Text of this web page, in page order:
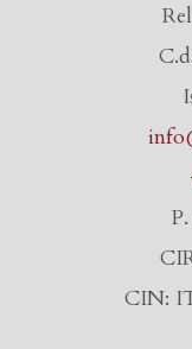
CIN: